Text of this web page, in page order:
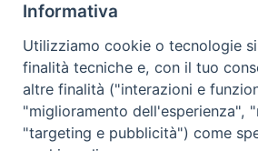
Informativa
Utilizziamo cookie o tecnologie
finalità tecniche e, con il tuo
altre finalità ("interazioni e
"miglioramento dell'esperienza",
"targeting e pubblicità") come